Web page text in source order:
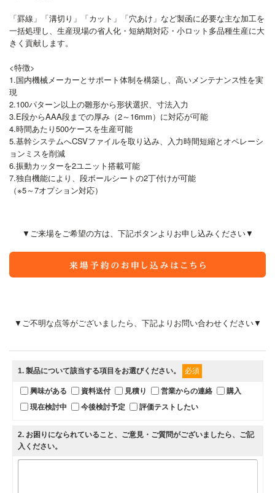
「罫線」「溝切り」「カット」「穴あけ」など製函に必要な主な加工を
一括処理し、生産現場の省人化・短納期対応・小ロット多品種生産に大
きく貢献します。
<特徴>
1.国内機械メーカーとサポート体制を構築し、高いメンテナンス性を実
現
2.100パターン以上の雛形から形状選択、寸法入力
3.E段からAAA段までの厚み（2～16mm）に対応が可能
4.時間あたり500ケースを生産可能
5.基幹システムへCSVファイルを取り込み、入力時間短縮とオペレーシ
ョンミスを削減
6.振動カッターを2ユニット搭載可能
7.独自機能により、段ボールシートの2丁付けが可能
（※5～7オプション対応）
▼ご来場をご希望の方は、下記ボタンよりお申し込みください▼
▼ご不明な点等がございましたら、下記よりお問い合わせください▼
1. 製品について該当する項目をお選びください。 必須
興味がある 資料送付 見積り 営業からの連絡
購入
現在検討中
今後検討予定 評価テストしたい
2. お困りになられていること、ご意見・ご質問がございましたら、ご記
入ください。